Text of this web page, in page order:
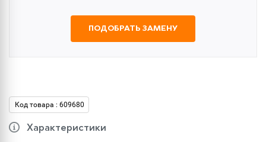
ПОДОБРАТЬ ЗАМЕНУ
Код товара : 609680
Характеристики